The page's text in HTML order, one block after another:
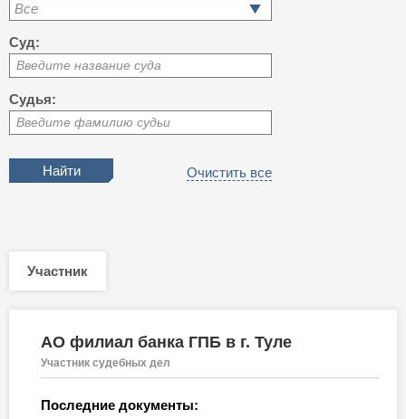
Все
Суд:
Введите название суда
Судья:
Введите фамилию судьи
Очистить все
Участник
АО филиал банка ГПБ в г. Туле
Участник судебных дел
Последние документы: